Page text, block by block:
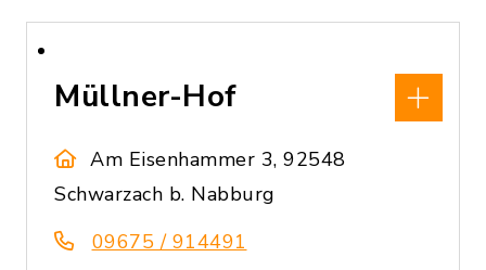
Müllner-Hof
Am Eisenhammer 3, 92548
Schwarzach b. Nabburg
09675 / 914491